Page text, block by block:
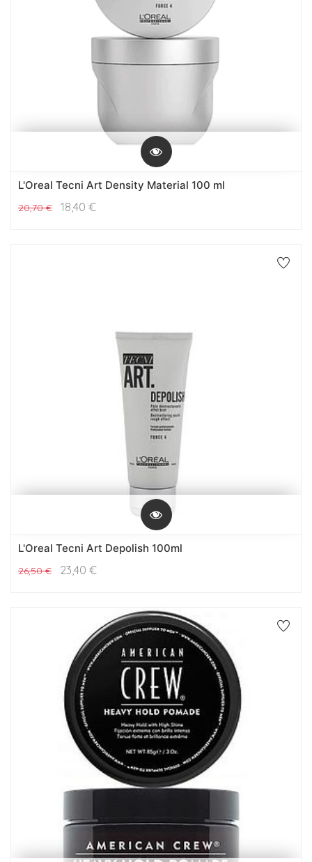
L'Oreal Tecni Art Density Material 100 ml
20,70€ 18,40 €
L'Oreal Tecni Art Depolish 100ml
26,50€ 23,40 €